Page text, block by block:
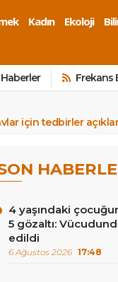
Kadın Ekoloji
Frekans
için tedbirler
4 yaşındaki
5 gözaltı:
edildi
6 Ağustos 2026 17:48